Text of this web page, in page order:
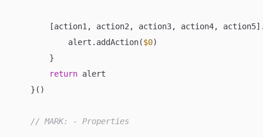
[action1, action2, action3, action4,
            alert.addAction(
$0)
        }
return alert
    }()
// MARK: - Properties